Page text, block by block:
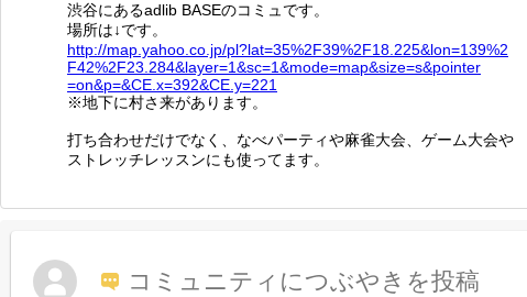
渋谷にあるadlib BASEのコミュです。
場所は↓です。
http://map.yahoo.co.jp/pl?lat=35%2F39%2F18 .225&lon=139%2
F42%2F23.284&layer=1&sc=1&mode=map&size=s&pointer
=on&p=&CE.x=392&CE.y=221
※地下に村さ来があります。
打ち合わせだけでなく、なべパーティや麻雀大会、ゲーム大会や
ストレッチレッスンにも使ってます。
コミュニティにつぶやきを投稿